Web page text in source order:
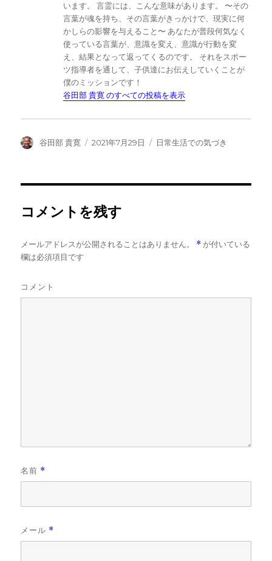
います。 言霊には、こんな意味があります。 〜その
言葉が魂を持ち、その言葉がきっかけで、現実に何
かしらの影響を与えること〜 あなたが普段何気なく
使っている言葉が、意識を変え、意識が行動を変
え、結果となって返ってくるのです。 それをスポー
ツ指導者を通して、子供達にお伝えしていくことが
僕のミッションです！
谷田部 貴寛 のすべての投稿を表示
投
谷田部 貴寛
投
2021年7月29日
カ
日常生活での気づき
コメントを残す
メールアドレスが公開されることはありません。 * が付いている
欄は必須項目です
コメント
名前 *
メール *